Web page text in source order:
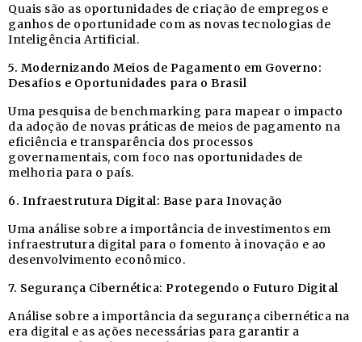
Quais são as oportunidades de criação de empregos e
ganhos de oportunidade com as novas tecnologias de
Inteligência Artificial.
5. Modernizando Meios de Pagamento em Governo:
Desafios e Oportunidades para o Brasil
Uma pesquisa de benchmarking para mapear o impacto
da adoção de novas práticas de meios de pagamento na
eficiência e transparência dos processos
governamentais, com foco nas oportunidades de
melhoria para o país.
6. Infraestrutura Digital: Base para Inovação
Uma análise sobre a importância de investimentos em
infraestrutura digital para o fomento à inovação e ao
desenvolvimento econômico.
7. Segurança Cibernética: Protegendo o Futuro Digital
Análise sobre a importância da segurança cibernética na
era digital e as ações necessárias para garantir a